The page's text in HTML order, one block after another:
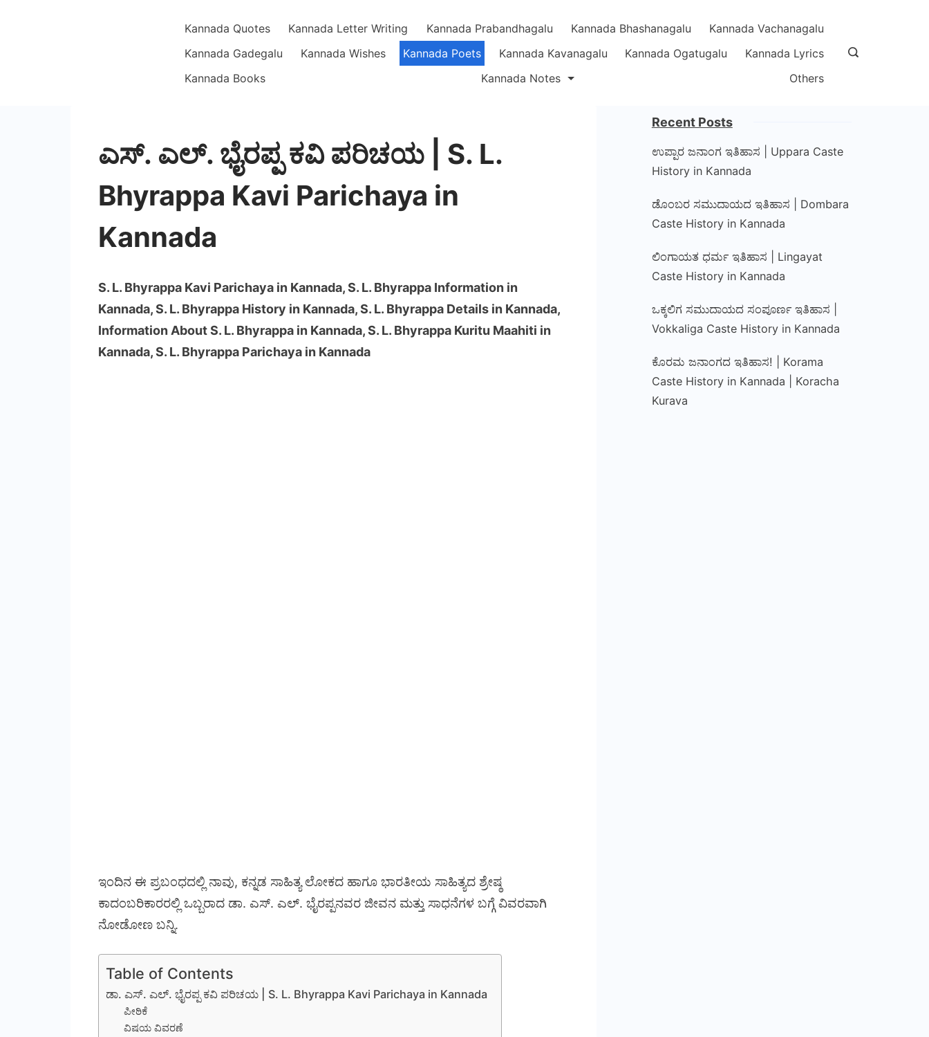
Kannada
Kannada Quotes Kannada Letter Writing Kannada Prabandhagalu Kannada Bhashanagalu
Kannada Vachanagalu
Kannada Gadegalu
Kannada Wishes Kannada Poets Kannada Kavanagalu Kannada Ogatugalu
Kannada Lyrics
Kannada Books
Kannada Notes Others
ಎಸ್. ಎಲ್. ಭೈರಪ್ಪ ಕವಿ ಪರಿಚಯ | S. L.
Bhyrappa Kavi Parichaya in
Kannada
S. L. Bhyrappa Kavi Parichaya in Kannada, S. L. Bhyrappa Information in
Kannada, S. L. Bhyrappa History in Kannada, S. L. Bhyrappa Details in Kannada,
Information About S. L. Bhyrappa in Kannada, S. L. Bhyrappa Kuritu Maahiti in
Kannada, S. L. Bhyrappa Parichaya in Kannada
ಇಂದಿನ ಈ ಪ್ರಬಂಧದಲ್ಲಿ ನಾವು, ಕನ್ನಡ ಸಾಹಿತ್ಯ ಲೋಕದ ಹಾಗೂ ಭಾರತೀಯ ಸಾಹಿತ್ಯದ ಶ್ರೇಷ್ಠ
ಕಾದಂಬರಿಕಾರರಲ್ಲಿ ಒಬ್ಬರಾದ ಡಾ. ಎಸ್. ಎಲ್. ಭೈರಪ್ಪನವರ ಜೀವನ ಮತ್ತು ಸಾಧನೆಗಳ ಬಗ್ಗೆ ವಿವರವಾಗಿ
ನೋಡೋಣ ಬನ್ನಿ.
Table of Contents
ಡಾ. ಎಸ್. ಎಲ್. ಭೈರಪ್ಪ ಕವಿ ಪರಿಚಯ | S. L. Bhyrappa Kavi Parichaya in Kannada
ಪೀಠಿಕೆ
ವಿಷಯ ವಿವರಣೆ
Recent Posts
ಉಪ್ಪಾರ ಜನಾಂಗ ಇತಿಹಾಸ | Uppara Caste
History in Kannada
ಡೊಂಬರ ಸಮುದಾಯದ ಇತಿಹಾಸ | Dombara
Caste History in Kannada
ಲಿಂಗಾಯತ ಧರ್ಮ ಇತಿಹಾಸ | Lingayat
Caste History in Kannada
ಒಕ್ಕಲಿಗ ಸಮುದಾಯದ ಸಂಪೂರ್ಣ ಇತಿಹಾಸ |
Vokkaliga Caste History in Kannada
ಕೊರಮ ಜನಾಂಗದ ಇತಿಹಾಸ! | Korama
Caste History in Kannada | Koracha
Kurava